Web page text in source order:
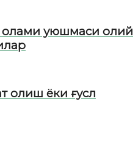
олами уюшмаси олий
олиш ёки ғусл